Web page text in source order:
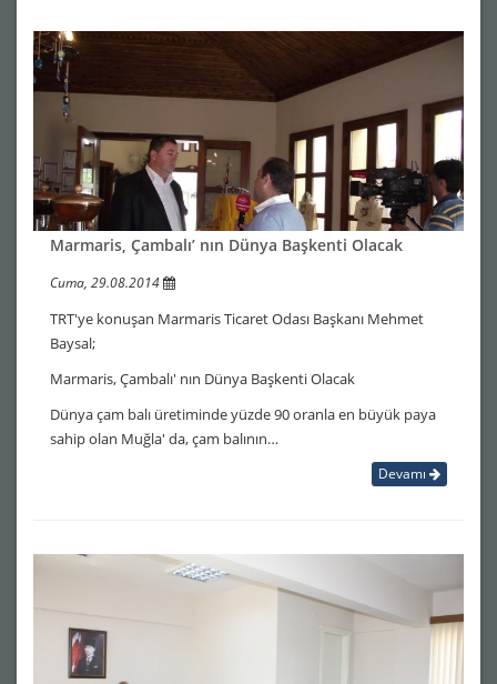
Marmaris, Çambalı’ nın Dünya Başkenti Olacak
Cuma, 29.08.2014
TRT'ye konuşan Marmaris Ticaret Odası Başkanı Mehmet
Baysal;
Marmaris, Çambalı' nın Dünya Başkenti Olacak
Dünya çam balı üretiminde yüzde 90 oranla en büyük paya
sahip olan Muğla' da, çam balının…
Devamı